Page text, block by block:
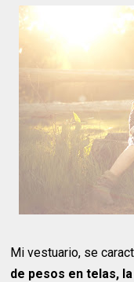
Mi vestuario, se
de pesos en telas,